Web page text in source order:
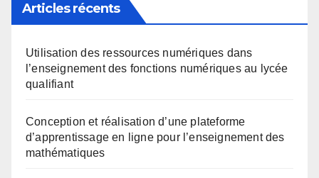
Articles récents
Utilisation des ressources numériques dans
l’enseignement des fonctions numériques au lycée
qualifiant
Conception et réalisation d’une plateforme
d’apprentissage en ligne pour l’enseignement des
mathématiques